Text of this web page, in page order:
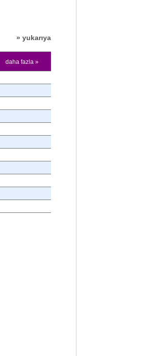
» yukarıya
daha fazla »